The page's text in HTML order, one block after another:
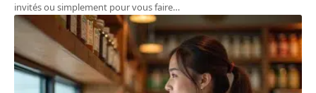
invités ou simplement pour vous faire…